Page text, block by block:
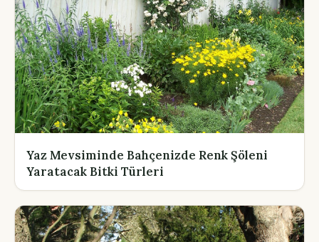
Yaz Mevsiminde Bahçenizde Renk Şöleni
Yaratacak Bitki Türleri